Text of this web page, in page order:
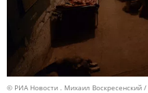
© РИА Новости . Михаил Воскресенский